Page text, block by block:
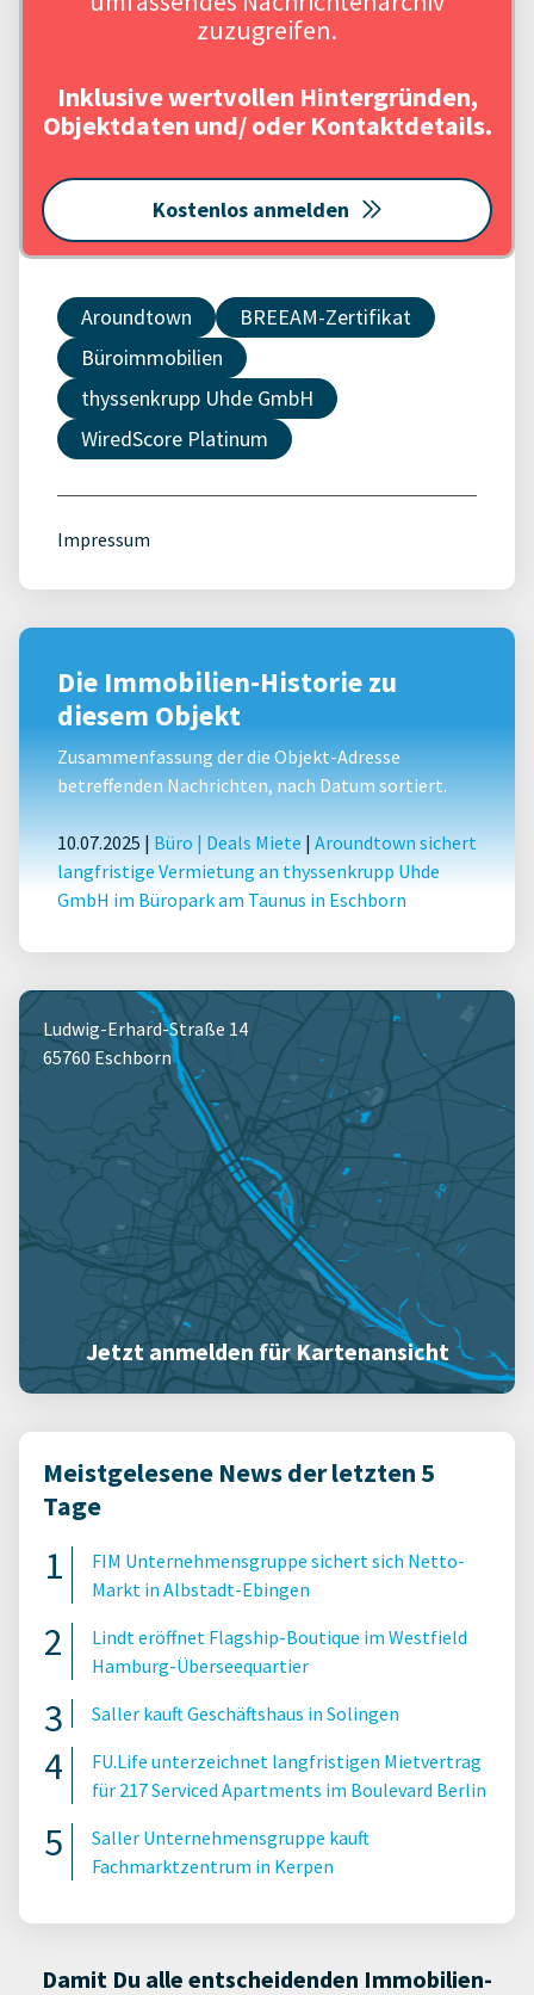
zuzugreifen.
Inklusive wertvollen Hintergründen,
Objektdaten und/ oder Kontaktdetails.
Kostenlos anmelden
Aroundtown
BREEAM-Zertifikat
Büroimmobilien
thyssenkrupp Uhde GmbH
WiredScore Platinum
Impressum
Die Immobilien-Historie zu
diesem Objekt
Zusammenfassung der die Objekt-Adresse
betreffenden Nachrichten, nach Datum sortiert.
10.07.2025 | Büro | Deals Miete | Aroundtown sichert
langfristige Vermietung an thyssenkrupp Uhde
GmbH im Büropark am Taunus in Eschborn
Ludwig-Erhard-Straße 14
65760 Eschborn
Jetzt anmelden für Kartenansicht
Meistgelesene News der letzten 5
Tage
FIM Unternehmensgruppe sichert sich Netto-
Markt in Albstadt-Ebingen
Lindt eröffnet Flagship-Boutique im Westfield
Hamburg-Überseequartier
Saller kauft Geschäftshaus in Solingen
FU.Life unterzeichnet langfristigen Mietvertrag
für 217 Serviced Apartments im Boulevard Berlin
Saller Unternehmensgruppe kauft
Fachmarktzentrum in Kerpen
Damit Du alle entscheidenden Immobilien-